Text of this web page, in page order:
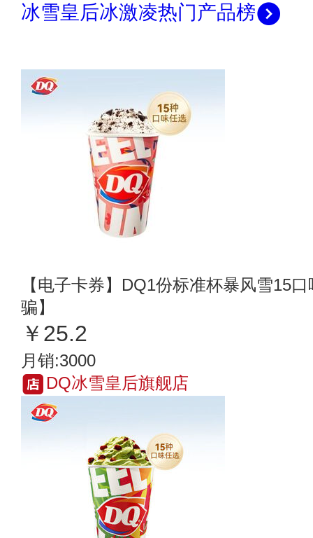
冰雪皇后冰激凌热门产品榜
【电子卡券】DQ1份标准杯暴风雪15
骗】
￥25.2
月销:3000
DQ冰雪皇后旗舰店